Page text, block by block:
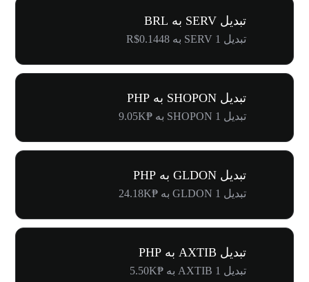
تبدیل SERV به BRL
تبدیل 1 SERV به R$0.1448
تبدیل SHOPON به PHP
تبدیل 1 SHOPON به ₱9.05K
تبدیل GLDON به PHP
تبدیل 1 GLDON به ₱24.18K
تبدیل AXTIB به PHP
تبدیل 1 AXTIB به ₱5.50K